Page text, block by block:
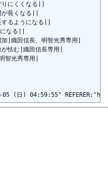
にくくなる||
長くなる||
るようになる||
なる||
|織田信長、明智光秀専用|
怯む|織田信長専用|
智光秀専用|